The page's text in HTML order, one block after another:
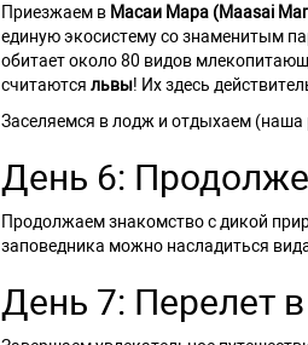
Приезжаем в Масаи Мара (Maasai
единую экосистему со знаменитым
обитает около 80 видов
считаются львы! Их здесь
Заселяемся в лодж и отдыхаем
День 6:
Продолжаем знакомство с дикой
заповедника можно насладиться
День 7: Перелет